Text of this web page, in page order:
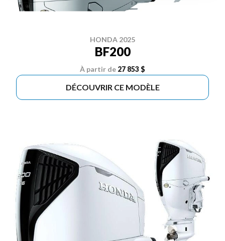
HONDA 2025
BF200
À partir de 27 853 $
DÉCOUVRIR CE MODÈLE